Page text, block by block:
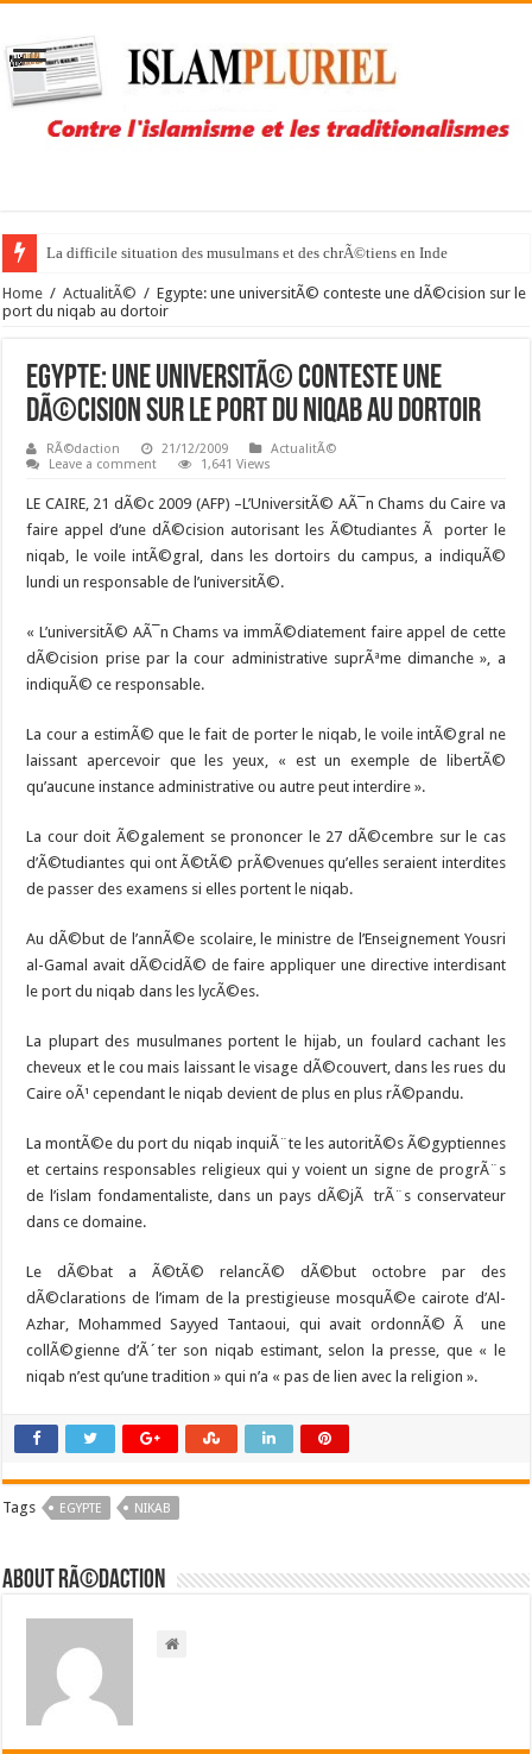
La difficile situation des musulmans et des chrÃ©tiens en Inde
Home / ActualitÃ© / Egypte: une universitÃ© conteste une dÃ©cision sur le
port du niqab au dortoir
Egypte: une universitÃ© conteste une
dÃ©cision sur le port du niqab au dortoir
RÃ©daction 21/12/2009
ActualitÃ©
Leave a comment
1,641 Views
LE CAIRE, 21 dÃ©c 2009 (AFP) –L’UniversitÃ© AÃ¯n Chams du Caire va
faire appel d’une dÃ©cision autorisant les Ã©tudiantes Ã porter le
niqab, le voile intÃ©gral, dans les dortoirs du campus, a indiquÃ©
lundi un responsable de l’universitÃ©.
« L’universitÃ© AÃ¯n Chams va immÃ©diatement faire appel de cette
dÃ©cision prise par la cour administrative suprÃªme dimanche », a
indiquÃ© ce responsable.
La cour a estimÃ© que le fait de porter le niqab, le voile intÃ©gral ne
laissant apercevoir que les yeux, « est un exemple de libertÃ©
qu’aucune instance administrative ou autre peut interdire ».
La cour doit Ã©galement se prononcer le 27 dÃ©cembre sur le cas
d’Ã©tudiantes qui ont Ã©tÃ© prÃ©venues qu’elles seraient interdites
de passer des examens si elles portent le niqab.
Au dÃ©but de l’annÃ©e scolaire, le ministre de l’Enseignement Yousri
al-Gamal avait dÃ©cidÃ© de faire appliquer une directive interdisant
le port du niqab dans les lycÃ©es.
La plupart des musulmanes portent le hijab, un foulard cachant les
cheveux et le cou mais laissant le visage dÃ©couvert, dans les rues du
Caire oÃ¹ cependant le niqab devient de plus en plus rÃ©pandu.
La montÃ©e du port du niqab inquiÃ¨te les autoritÃ©s Ã©gyptiennes
et certains responsables religieux qui y voient un signe de progrÃ¨s
de l’islam fondamentaliste, dans un pays dÃ©jÃ trÃ¨s conservateur
dans ce domaine.
Le dÃ©bat a Ã©tÃ© relancÃ© dÃ©but octobre par des
dÃ©clarations de l’imam de la prestigieuse mosquÃ©e cairote d’Al-
Azhar, Mohammed Sayyed Tantaoui, qui avait ordonnÃ© Ã une
collÃ©gienne d’Ã´ter son niqab estimant, selon la presse, que « le
niqab n’est qu’une tradition » qui n’a « pas de lien avec la religion ».
Tags EGYPTE NIKAB
About RÃ©daction